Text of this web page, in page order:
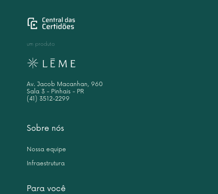
Sobre nós
Nossa equipe
Infraestrutura
Para você
um produto
Av. Jacob Macanhan, 960
Sala 3 - Pinhais - PR
(41) 3512-2299